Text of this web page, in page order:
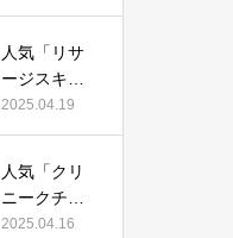
コミを検
証！
イムリペア
リーム」っ
て本当にお
実際使用し
て口コミを
検証！
人気「リサ
ージスキン
メインテナ
イザーD
当におすす
め？美容マ
2025.04.19
人気「クリ
ニークチー
クポップ」
2025.04.16